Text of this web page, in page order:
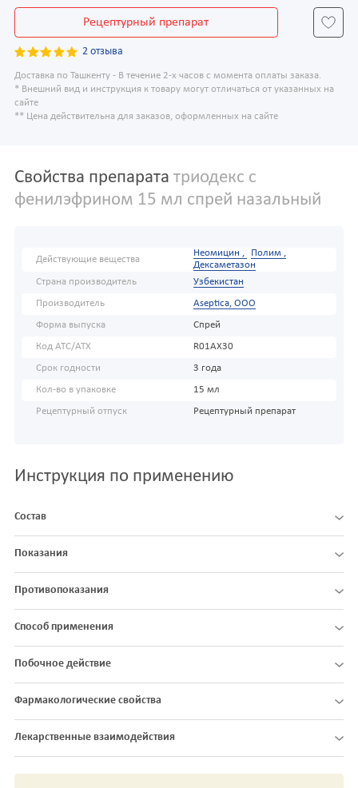
Рецептурный препарат
2 отзыва
Доставка по Ташкенту - В течение 2-х часов с момента оплаты заказа.
* Внешний вид и инструкция к товару могут отличаться от указанных на
сайте
** Цена действительна для заказов, оформленных на сайте
Свойства препарата триодекс с
фенилэфрином 15 мл спрей назальный
Действующие вещества
Неомицин ,
Полим ,
Дексаметазон
Страна производитель
Узбекистан
Производитель Aseptica, ООО
Форма выпуска Спрей
Код АТС/ATX R01AX30
Срок годности 3 года
Кол-во в упаковке 15 мл
Рецептурный отпуск Рецептурный препарат
Инструкция по применению
Состав
Показания
Противопоказания
Способ применения
Побочное действие
Фармакологические свойства
Лекарственные взаимодействия